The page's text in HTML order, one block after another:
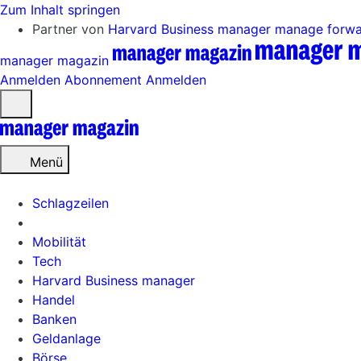
Zum Inhalt springen
Partner von Harvard Business manager manage
manager magazin
Anmelden Abonnement Anmelden
öffnen
Menü
Schlagzeilen
Mobilität
Tech
Harvard Business manager
Handel
Banken
Geldanlage
Börse